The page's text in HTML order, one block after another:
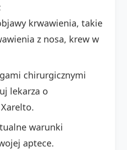
krwawienia, takie
z nosa, krew w
chirurgicznymi
lekarza o
warunki
aptece.